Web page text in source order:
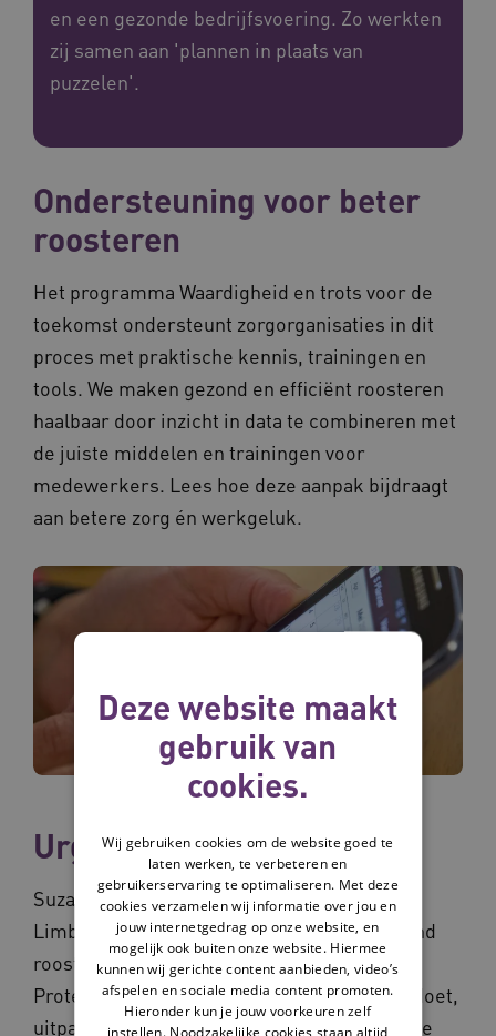
en een gezonde bedrijfsvoering. Zo werkten
zij samen aan 'plannen in plaats van
puzzelen'.
Ondersteuning voor beter
roosteren
Het programma Waardigheid en trots voor de
toekomst ondersteunt zorgorganisaties in dit
proces met praktische kennis, trainingen en
tools. We maken gezond en efficiënt roosteren
haalbaar door inzicht in data te combineren met
de juiste middelen en trainingen voor
medewerkers. Lees hoe deze aanpak bijdraagt
aan betere zorg én werkgeluk.
Urgentie is groot
Suzanne Hanssen is binnen ZorgConnect
Limburg projectleider van de actielijn Gezond
roosteren en plannen en HR-manager bij
Proteion: 'Ik weet hoe wat de projectgroep doet,
uitpakt in de praktijk. Er zijn veel thema's die
Deze website maakt
gebruik van
cookies.
Wij gebruiken cookies om de website goed te
laten werken, te verbeteren en
gebruikerservaring te optimaliseren. Met deze
cookies verzamelen wij informatie over jou en
jouw internetgedrag op onze website, en
mogelijk ook buiten onze website. Hiermee
kunnen wij gerichte content aanbieden, video’s
afspelen en sociale media content promoten.
Hieronder kun je jouw voorkeuren zelf
instellen. Noodzakelijke cookies staan altijd